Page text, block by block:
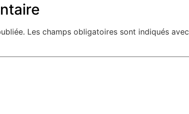
Les champs obligatoires sont indiqués avec